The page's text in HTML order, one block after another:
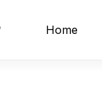
Home